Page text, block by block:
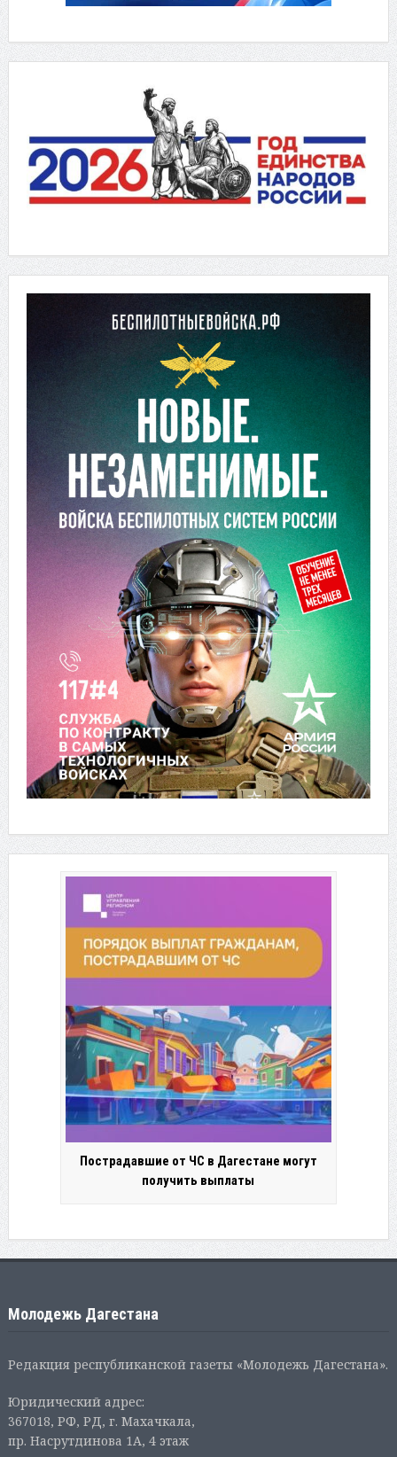
Пострадавшие от ЧС в Дагестане могут
получить выплаты
Молодежь Дагестана
Редакция республиканской газеты «Молодежь Дагестана».
Юридический адрес:
367018, РФ, РД, г. Махачкала,
пр. Насрутдинова 1А, 4 этаж